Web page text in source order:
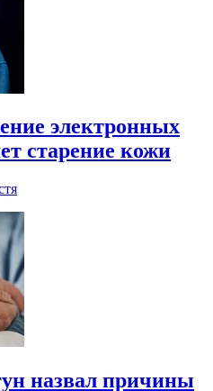
электронных
старение кожи
назвал причины